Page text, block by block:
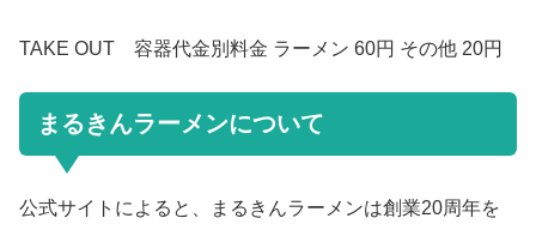
TAKE OUT 容器代金別料金 ラーメン 60円 その他 20円
まるきんラーメンについて
公式サイトによると、まるきんラーメンは創業20周年を